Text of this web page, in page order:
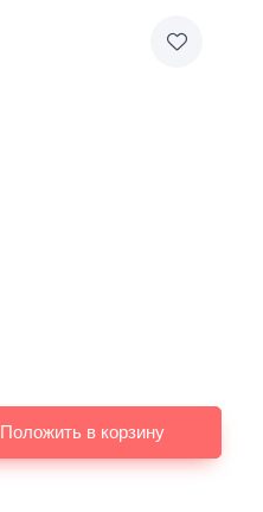
Положить в корзину